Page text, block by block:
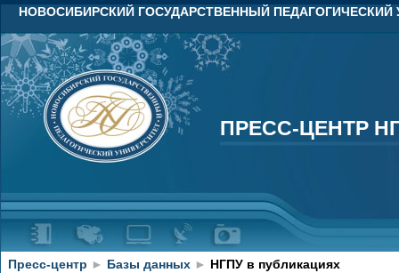
НОВОСИБИРСКИЙ ГОСУДАРСТВЕННЫЙ ПЕДАГОГИЧЕСКИЙ
ПРЕСС-ЦЕНТР
ПРЕСС-ЦЕНТР
Пресс-центр ► Базы данных ► НГПУ в публикациях